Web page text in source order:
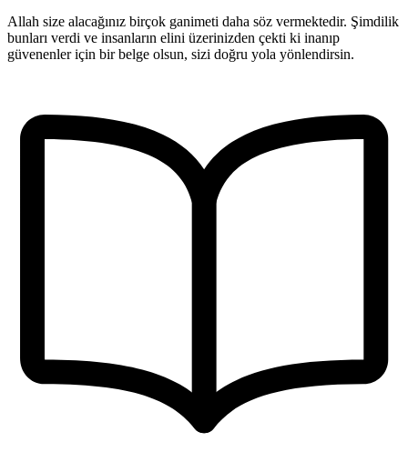
Allah size alacağınız birçok ganimeti daha söz vermektedir. Şimdilik
bunları verdi ve insanların elini üzerinizden çekti ki inanıp
güvenenler için bir belge olsun, sizi doğru yola yönlendirsin.